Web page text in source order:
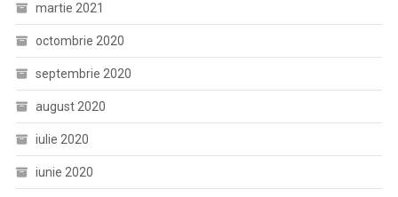
martie 2021
octombrie 2020
septembrie 2020
august 2020
iulie 2020
iunie 2020